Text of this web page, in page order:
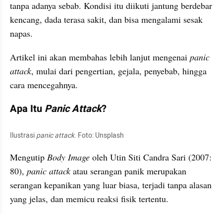
tanpa adanya sebab. Kondisi itu diikuti jantung berdebar
kencang, dada terasa sakit, dan bisa mengalami sesak
napas.
Artikel ini akan membahas lebih lanjut mengenai panic
attack, mulai dari pengertian, gejala, penyebab, hingga
cara mencegahnya.
Apa Itu Panic Attack?
Ilustrasi panic attack. Foto: Unsplash
Mengutip Body Image oleh Utin Siti Candra Sari (2007:
80), panic attack atau serangan panik merupakan
serangan kepanikan yang luar biasa, terjadi tanpa alasan
yang jelas, dan memicu reaksi fisik tertentu.